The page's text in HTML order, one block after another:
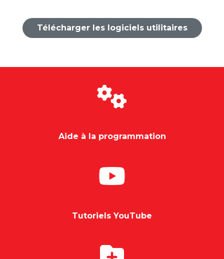
Télécharger les logiciels utilitaires
Aide à la programmation
Tutoriels YouTube